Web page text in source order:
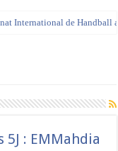
International de Handball
et liste des joueurs
: EMMahdia